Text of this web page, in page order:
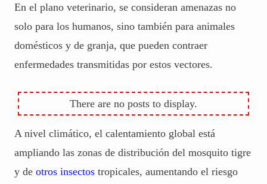
En el plano veterinario, se consideran amenazas no
solo para los humanos, sino también para animales
domésticos y de granja, que pueden contraer
enfermedades transmitidas por estos vectores.
A nivel climático, el calentamiento global está
ampliando las zonas de distribución del mosquito tigre
y de otros insectos tropicales, aumentando el riesgo